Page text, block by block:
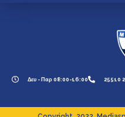
Δευ - Παρ 08:00-16:00 25510